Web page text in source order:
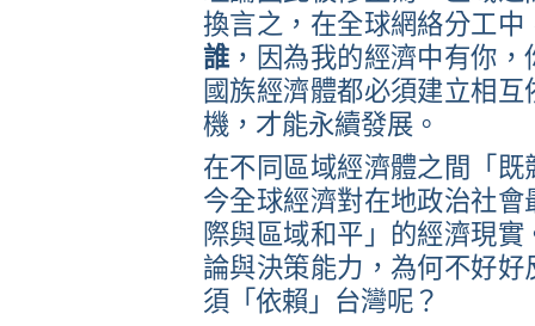
換言之，在全球網絡分工中
誰 ，因為我的經濟中有你
國族經濟體都必須建立相
機，才能永續發展。
在不同區域經濟體之間「
今全球經濟對在地政治社
際與區域和平」的經濟現
論與決策能力，為何不好
須「依賴」台灣呢？